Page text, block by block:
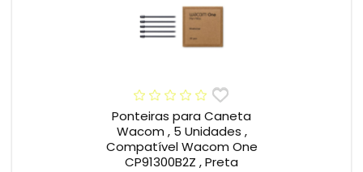
Ponteiras para Caneta
Wacom , 5 Unidades ,
Compatível Wacom One
CP91300B2Z , Preta